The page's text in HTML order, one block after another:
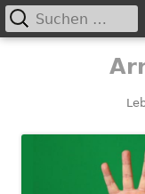
Primäres